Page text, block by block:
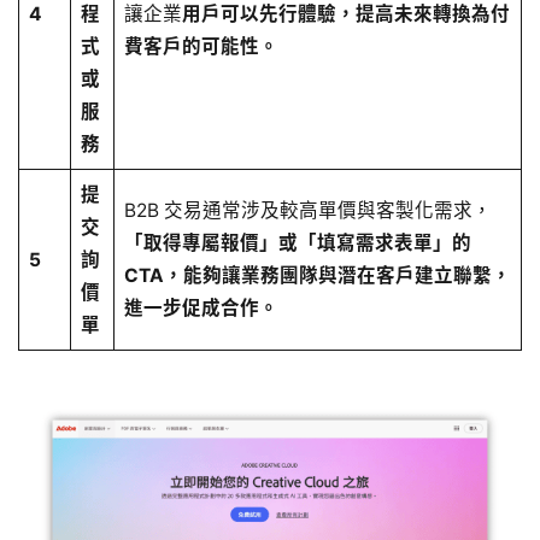
4
程
式
或
服
務
讓企業用戶可以先行體驗，提高未來轉換為付
費客戶的可能性。
5
提
交
詢
價
單
B2B 交易通常涉及較高單價與客製化需求，
「取得專屬報價」或「填寫需求表單」的
CTA，能夠讓業務團隊與潛在客戶建立聯繫，
進一步促成合作。